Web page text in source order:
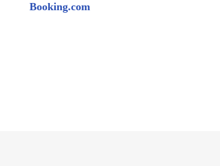
Booking.com